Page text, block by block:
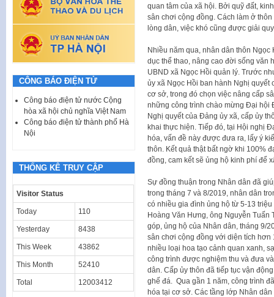
quan tâm của xã hội. Bởi quỹ đất,
sân chơi cộng đồng. Cách làm ở
lòng dân, việc khó cũng được giải
Nhiều năm qua, nhân dân thôn
dục thể thao, nâng cao đời sống văn
UBND xã Ngọc Hồi quản lý. Trước
ủy xã Ngọc Hồi ban hành Nghị quyết
cơ sở, trong đó chọn việc nâng cấp
những công trình chào mừng Đại hội
Nghị quyết của Đảng ủy xã, cấp ủy
khai thực hiện. Tiếp đó, tại Hội nghị
hóa, vấn đề này được đưa ra, lấy ý
thôn. Kết quả thật bất ngờ khi 100%
đồng, cam kết sẽ ủng hộ kinh phí để
Sự đồng thuận trong Nhân dân đã
trong tháng 7 và 8/2019, nhân dân
có nhiều gia đình ủng hộ từ 5-13
Hoàng Văn Hưng, ông Nguyễn
góp, ủng hộ của Nhân dân, tháng 9/
sân chơi cộng đồng với diện tích hơn
nhiều loại hoa tạo cảnh quan xanh,
công trình được nghiệm thu và đưa
dân. Cấp ủy thôn đã tiếp tục vận
ghế đá. Qua gần 1 năm, công trình
hóa tại cơ sở. Các tầng lớp Nhân
CÔNG BÁO ĐIỆN TỬ
Công báo điện tử nước Cộng
hòa xã hội chủ nghĩa Việt Nam
Công báo điện tử thành phố Hà
Nội
THỐNG KÊ TRUY CẬP
Visitor Status
Today 110
Yesterday 8438
This Week 43862
This Month 52410
Total 12003412